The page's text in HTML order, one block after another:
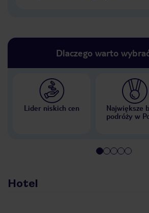
Dlaczego warto
Lider niskich cen
Największe
podróży w
Hotel